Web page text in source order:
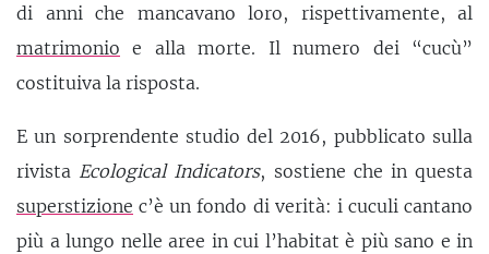
di anni che mancavano loro, rispettivamente, al
matrimonio e alla morte. Il numero dei “cucù”
costituiva la risposta.
E un sorprendente studio del 2016, pubblicato sulla
rivista Ecological Indicators, sostiene che in questa
superstizione c’è un fondo di verità: i cuculi cantano
più a lungo nelle aree in cui l’habitat è più sano e in